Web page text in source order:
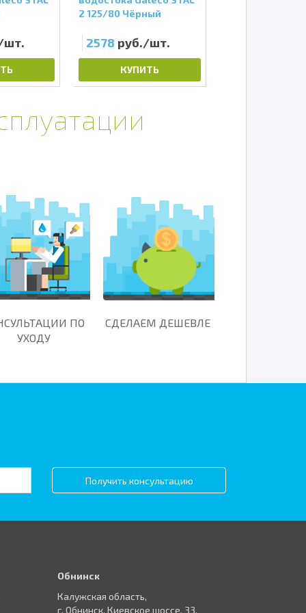
шт.
2 125/80 Чёрный
2578 руб./шт.
КУПИТЬ
ПО
УХОДУ
СДЕЛАЕМ ДЕШЕВЛЕ
Получить консультацию
Обнинск
Калужская область,
г. Обнинск, Киевское шоссе, 33,